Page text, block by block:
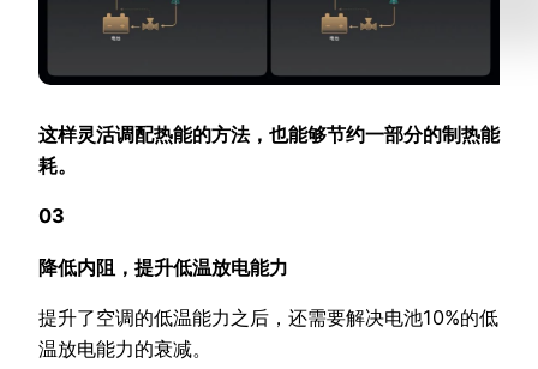
这样灵活调配热能的方法，也能够节约一部分的制热能
耗。
03
降低内阻，提升低温放电能力
提升了空调的低温能力之后，还需要解决电池10%的低
温放电能力的衰减。